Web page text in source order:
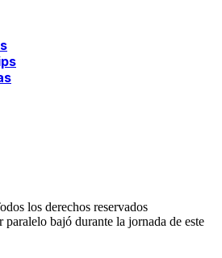
los derechos reservados
paralelo bajó durante la jornada de este